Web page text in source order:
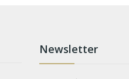
Newsletter